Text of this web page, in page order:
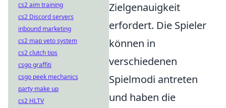
Zielgenauigkeit
erfordert. Die Spieler
können in
verschiedenen
Spielmodi antreten
und haben die
cs2 aim training
cs2 Discord servers
inbound marketing
cs2 map veto system
cs2 clutch tips
csgo graffiti
csgo peek mechanics
party make up
cs2 HLTV